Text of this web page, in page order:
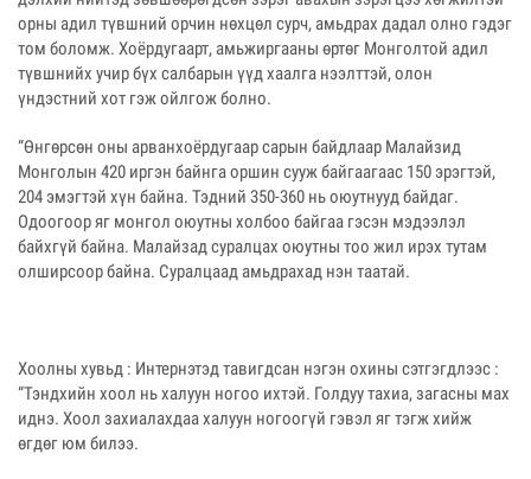
орны адил түвшний орчин нөхцөл сурч, амьдрах дадал олно гэдэг
том боломж. Хоёрдугаарт, амьжиргааны өртөг Монголтой адил
түвшнийх учир бүх салбарын үүд хаалга нээлттэй, олон
үндэстний хот гэж ойлгож болно.
“Өнгөр­сөн оны арванхоёрдугаар сарын байдлаар Малайзид
Монголын 420 иргэн байнга оршин сууж байгаагаас 150 эрэгтэй,
204 эмэгтэй хүн байна. Тэдний 350-360 нь оюутнууд байдаг.
Одоогоор яг монгол оюутны холбоо байгаа гэсэн мэдээлэл
байхгүй байна. Малайзад суралцах оюутны тоо жил ирэх тутам
олширсоор байна. Суралцаад амьдрахад нэн таатай.
Хоолны хувьд : Интернэтэд тавигдсан нэгэн охины сэтгэгдлээс :
“Тэндхийн хоол нь халуун ногоо ихтэй. Голдуу тахиа, загасны мах
иднэ. Хоол захиалахдаа халуун ногоогүй гэвэл яг тэгж хийж
өгдөг юм билээ.